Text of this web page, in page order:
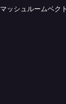
マッシュルームベク